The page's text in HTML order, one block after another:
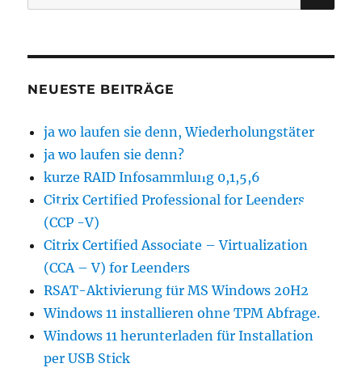
nach:
NEUESTE BEITRÄGE
ja wo laufen sie denn, Wiederholungstäter
ja wo laufen sie denn?
kurze RAID Infosammlung 0,1,5,6
Citrix Certified Professional for Leenders
(CCP -V)
Citrix Certified Associate – Virtualization
(CCA – V) for Leenders
RSAT-Aktivierung für MS Windows 20H2
Windows 11 installieren ohne TPM Abfrage.
Windows 11 herunterladen für Installation
per USB Stick